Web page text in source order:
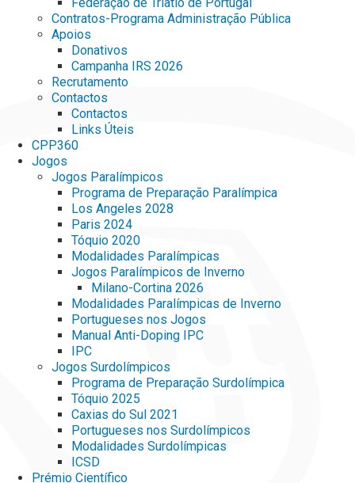
Contratos-Programa Administração Pública
Apoios
Donativos
Campanha IRS 2026
Recrutamento
Contactos
Contactos
Links Úteis
CPP360
Jogos
Jogos Paralímpicos
Programa de Preparação Paralímpica
Los Angeles 2028
Paris 2024
Tóquio 2020
Modalidades Paralímpicas
Jogos Paralímpicos de Inverno
Milano-Cortina 2026
Modalidades Paralímpicas de Inverno
Portugueses nos Jogos
Manual Anti-Doping IPC
IPC
Jogos Surdolímpicos
Programa de Preparação Surdolímpica
Tóquio 2025
Caxias do Sul 2021
Portugueses nos Surdolímpicos
Modalidades Surdolímpicas
ICSD
Prémio Científico